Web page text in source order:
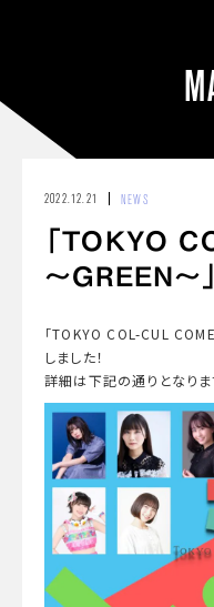
2022.12.21 NEWS
「TOKYO
～GREEN～
「TOKYO COL-CUL
しました！
詳細は下記の通りとなりま